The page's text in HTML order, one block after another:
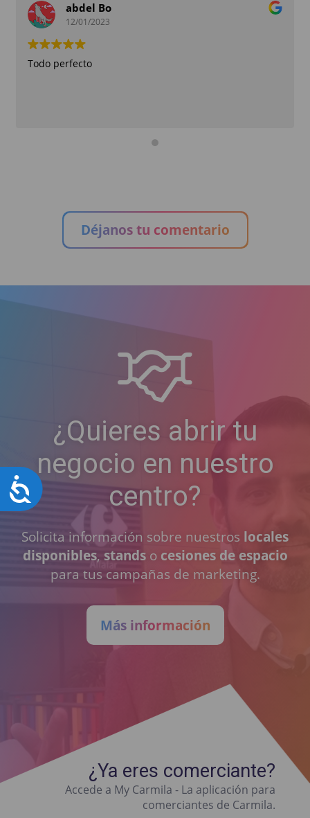
Accesibilidad
abdel Bo
12/01/2023
Todo perfecto
Déjanos tu comentario
¿Quieres abrir tu
negocio en nuestro
centro?
Solicita información sobre nuestros locales
disponibles, standso cesiones de espacio
para tus campañas de marketing.
Más información
¿Ya eres comerciante?
Accede a My Carmila - La aplicación para
comerciantes de Carmila.